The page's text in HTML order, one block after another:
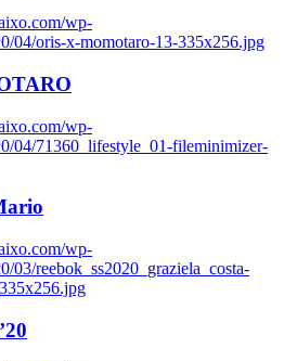
wp-
04/oris-x-momotaro-13-335x256.jpg
wp-
04/71360_lifestyle_01-fileminimizer-
wp-
03/reebok_ss2020_graziela_costa-